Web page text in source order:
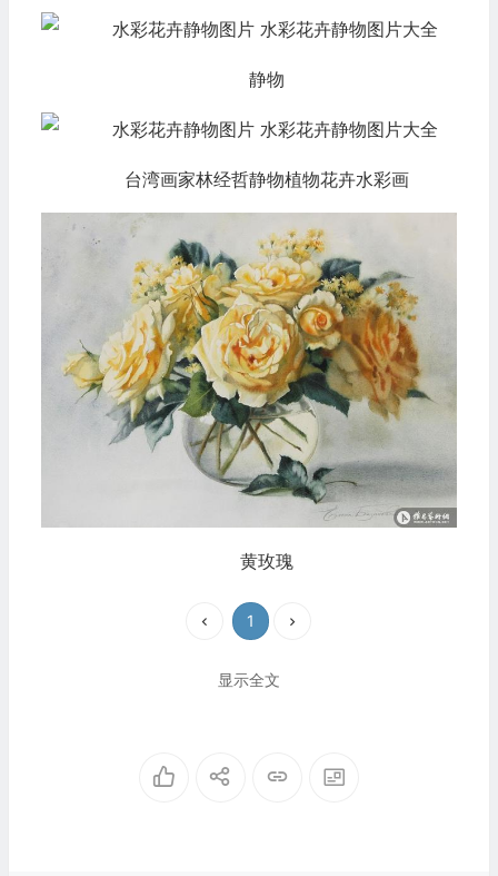
静物
台湾画家林经哲静物植物花卉水彩画
黄玫瑰
1
显示全文